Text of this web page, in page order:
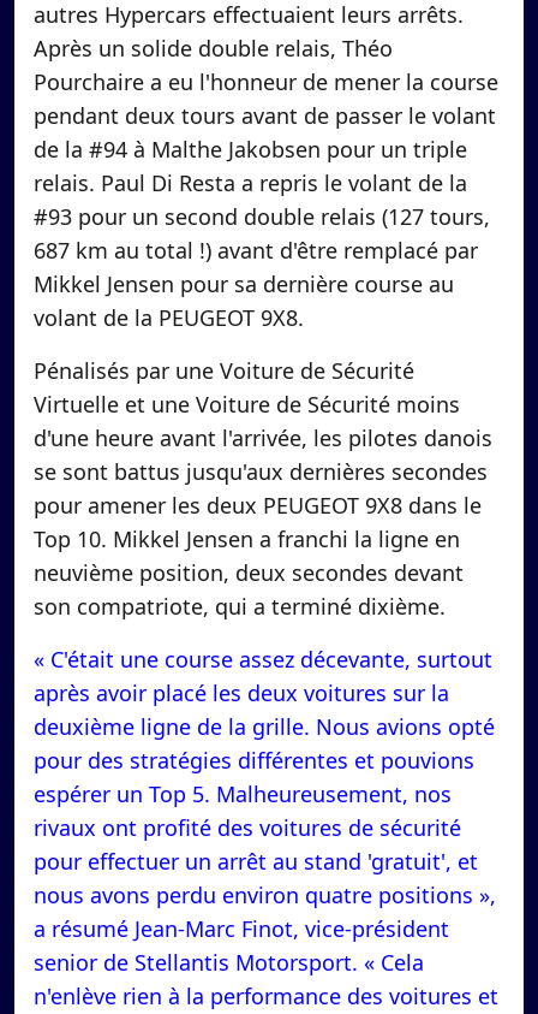
autres Hypercars effectuaient leurs arrêts.
Après un solide double relais, Théo
Pourchaire a eu l'honneur de mener la course
pendant deux tours avant de passer le volant
de la #94 à Malthe Jakobsen pour un triple
relais. Paul Di Resta a repris le volant de la
#93 pour un second double relais (127 tours,
687 km au total !) avant d'être remplacé par
Mikkel Jensen pour sa dernière course au
volant de la PEUGEOT 9X8.
Pénalisés par une Voiture de Sécurité
Virtuelle et une Voiture de Sécurité moins
d'une heure avant l'arrivée, les pilotes danois
se sont battus jusqu'aux dernières secondes
pour amener les deux PEUGEOT 9X8 dans le
Top 10. Mikkel Jensen a franchi la ligne en
neuvième position, deux secondes devant
son compatriote, qui a terminé dixième.
​« C'était une course assez décevante, surtout
après avoir placé les deux voitures sur la
deuxième ligne de la grille. Nous avions opté
pour des stratégies différentes et pouvions
espérer un Top 5. Malheureusement, nos
rivaux ont profité des voitures de sécurité
pour effectuer un arrêt au stand 'gratuit', et
nous avons perdu environ quatre positions »,
a résumé Jean-Marc Finot, vice-président
senior de Stellantis Motorsport. « Cela
n'enlève rien à la performance des voitures et